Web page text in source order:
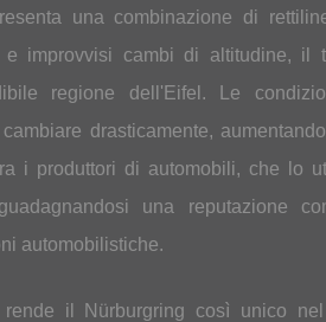
una combinazione di
e improvvisi cambi di altitudine, il
regione dell'Eifel. Le
cambiare drasticamente,
i produttori di automobili, che lo
una reputazione
automobilistiche.
il Nürburgring così unico